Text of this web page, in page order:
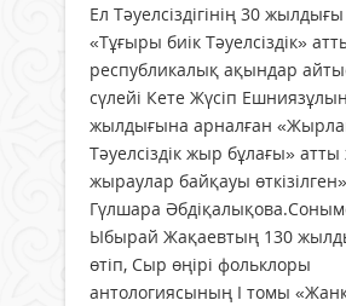
Ел Тәуелсіздігінің 30
«Тұғыры биік Тәуелсіздік»
республикалық ақындар
сүлейі Кете Жүсіп
жылдығына арналған
Тәуелсіздік жыр бұлағы»
жыраулар байқауы
Гүлшара
Ыбырай Жақаевтың 130
өтіп, Сыр өңірі фольклоры
антологиясының І томы